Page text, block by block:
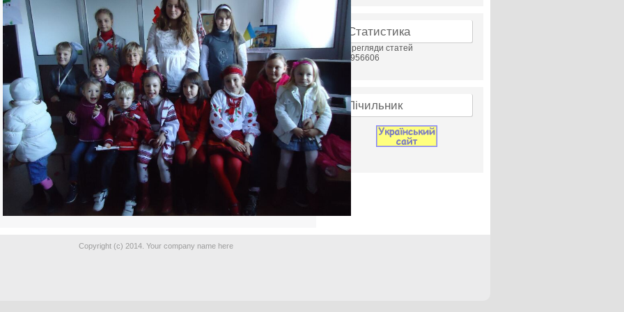
Статистика
Перегляди статей
23956606
Лічильник
Copyright (c) 2014. Your company name here